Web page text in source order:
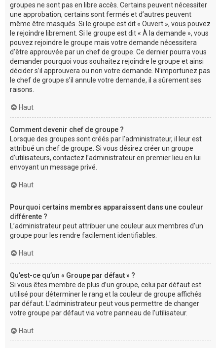
groupes ne sont pas en libre accès. Certains peuvent nécessiter
une approbation, certains sont fermés et d’autres peuvent
même être masqués. Si le groupe est dit « Ouvert », vous pouvez
le rejoindre librement. Si le groupe est dit « À la demande », vous
pouvez rejoindre le groupe mais votre demande nécessitera
d’être approuvée par un chef de groupe. Ce dernier pourra vous
demander pourquoi vous souhaitez rejoindre le groupe et ainsi
décider s’il approuvera ou non votre demande. N’importunez pas
le chef de groupe s’il annule votre demande, il a sûrement ses
raisons.
Haut
Comment devenir chef de groupe ?
Lorsque des groupes sont créés par l’administrateur, il leur est
attribué un chef de groupe. Si vous désirez créer un groupe
d’utilisateurs, contactez l’administrateur en premier lieu en lui
envoyant un message privé.
Haut
Pourquoi certains membres apparaissent dans une couleur
différente ?
L’administrateur peut attribuer une couleur aux membres d’un
groupe pour les rendre facilement identifiables.
Haut
Qu’est-ce qu’un « Groupe par défaut » ?
Si vous êtes membre de plus d’un groupe, celui par défaut est
utilisé pour déterminer le rang et la couleur de groupe affichés
par défaut. L’administrateur peut vous permettre de changer
votre groupe par défaut via votre panneau de l’utilisateur.
Haut